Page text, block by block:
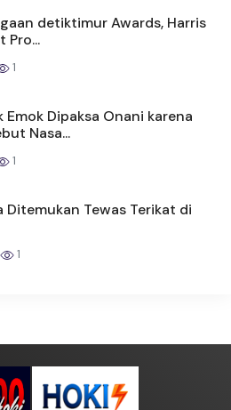
detiktimur Awards, Harris
Pro...
1
Emok Dipaksa Onani karena
Nasa...
1
Ditemukan Tewas Terikat di
1